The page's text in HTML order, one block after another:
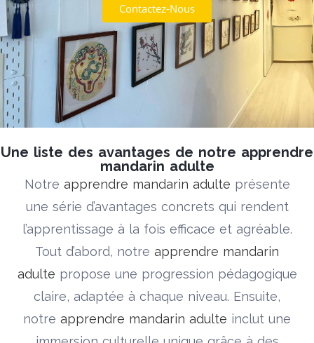
Contactez-Nous
Une liste des avantages de notre apprendre
mandarin adulte
Notre apprendre mandarin adulte présente
une série d’avantages concrets qui rendent
l’apprentissage à la fois efficace et agréable.
Tout d’abord, notre apprendre mandarin
adulte propose une progression pédagogique
claire, adaptée à chaque niveau. Ensuite,
notre apprendre mandarin adulte inclut une